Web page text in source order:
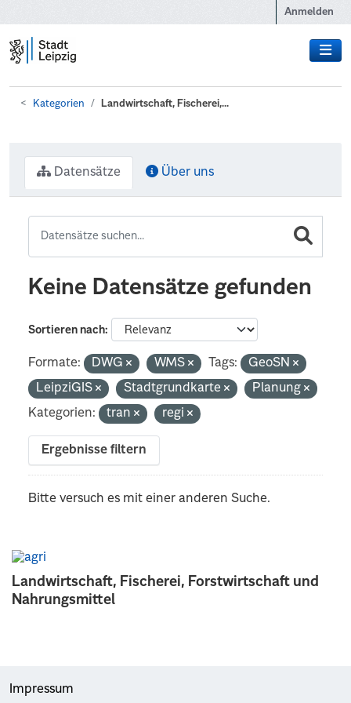
Anmelden
Kategorien Landwirtschaft, Fischerei,...
Landwirtschaft, Fischerei, Forstwirtschaft und
Nahrungsmittel
Datensätze Über uns
Keine Datensätze gefunden
Sortieren nach
Formate: DWG WMS Tags:
GeoSN
LeipziGIS
Stadtgrundkarte
Planung
Kategorien:
tran regi
Ergebnisse filtern
Bitte versuch es mit einer anderen Suche.
Impressum